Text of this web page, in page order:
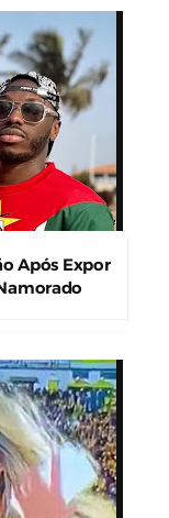
Após Expor